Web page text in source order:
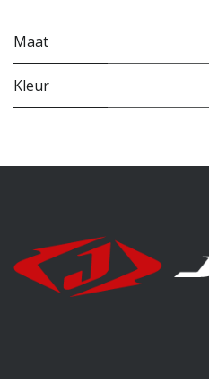
Maat
Kleur